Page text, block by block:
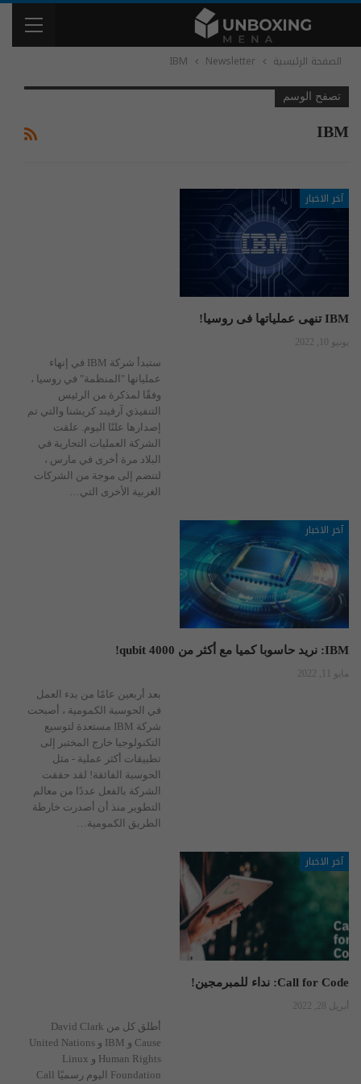
الصفحة الرئيسية Newsletter
IBM
تصفح الوسم
IBM
آخر الاخبار
IBM تنهی عملیاتها فی روسیا!
يونيو 10, 2022
ستبدأ شركة IBM في إنهاء
عملياتها "المنظمة" في روسيا ،
وفقًا لمذكرة من الرئيس
التنفيذي آرفيند كريشنا والتي تم
إصدارها علنًا اليوم. علقت
الشركة العمليات التجارية في
البلاد مرة أخرى في مارس ،
لتنضم إلى موجة من الشركات
الغربية الأخرى التي …
آخر الاخبار
IBM: نريد حاسوبا كميا مع أكثر من 4000 qubit!
مايو 11, 2022
بعد أربعين عامًا من بدء العمل
في الحوسبة الكمومية ، أصبحت
شركة IBM مستعدة لتوسيع
التكنولوجيا خارج المختبر إلى
تطبيقات أكثر عملية - مثل
الحوسبة الفائقة! لقد حققت
الشركة بالفعل عددًا من معالم
التطوير منذ أن أصدرت خارطة
الطريق الكمومية …
آخر الاخبار
Call for Code: نداء للمبرمجين!
أبريل 28, 2022
أطلق كل من David Clark
Cause و IBM و United Nations
Human Rights و Linux
Foundation اليوم رسميًا Call